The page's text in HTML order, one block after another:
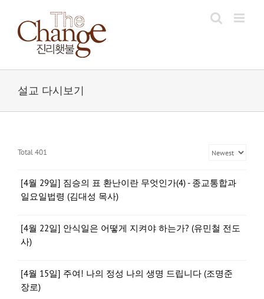
content
설교 다시보기
Total 401
[4월 29일] 짐승의 표 환난이란 무엇인가(4) - 종교통합과
일요일법령 (김대성 목사)
[4월 22일] 안식일은 어떻게 지켜야 하는가? (유민철 전도
사)
[4월 15일] 주여! 나의 정성 나의 생명 드립니다 (조명준
장로)